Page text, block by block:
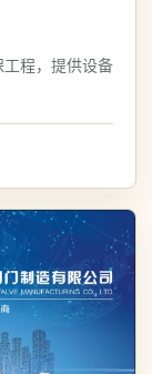
程，提供设备